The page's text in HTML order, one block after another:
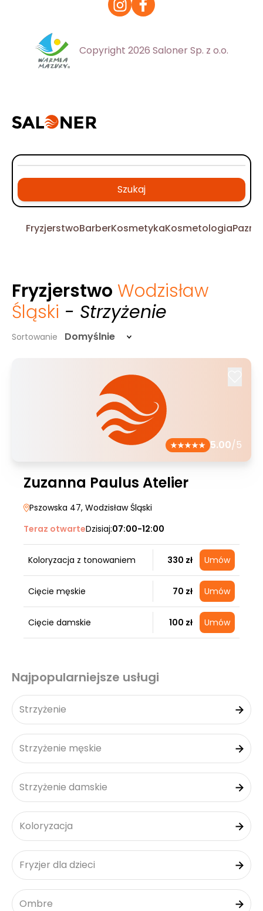
Copyright 2026 Saloner Sp. z o.o.
Szukaj
FryzjerstwoBarberKosmetykaKosmetologia
Fryzjerstwo Wodzisław
Śląski - Strzyżenie
Sortowanie Domyślnie
5.00/5
Zuzanna Paulus Atelier
Pszowska 47, Wodzisław Śląski
Teraz otwarteDzisiaj:07:00-12:00
Koloryzacja z tonowaniem 330 zł Umów
Cięcie męskie 70 zł Umów
Cięcie damskie 100 zł Umów
Najpopularniejsze usługi
Strzyżenie
Strzyżenie męskie
Strzyżenie damskie
Koloryzacja
Fryzjer dla dzieci
Ombre